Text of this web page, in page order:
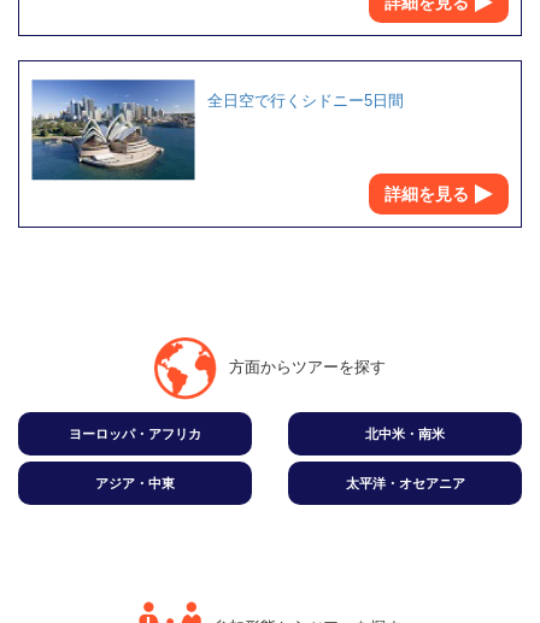
全日空で行くシドニー5日間
詳細を見る
方面からツアーを探す
ヨーロッパ・アフリカ 北中米・南米
アジア・中東 太平洋・オセアニア